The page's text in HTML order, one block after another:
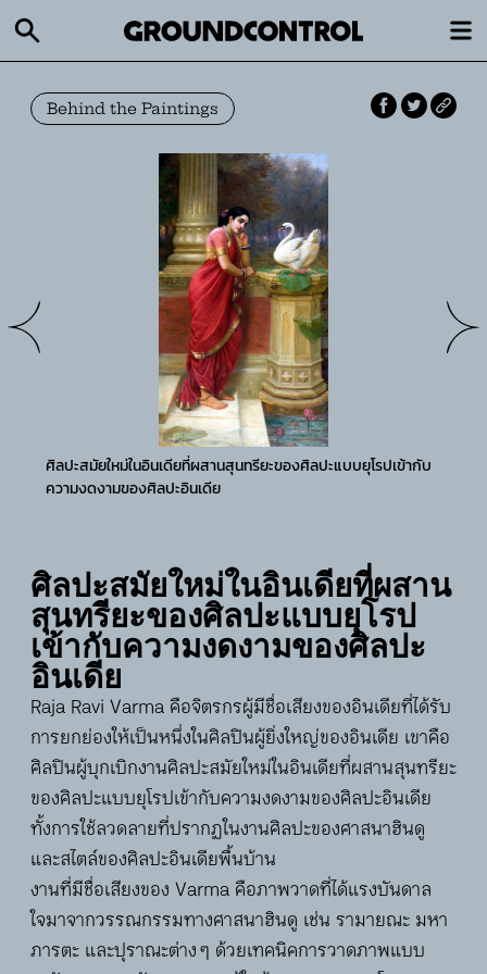
Behind the Paintings
ศิลปะสมัยใหม่ในอินเดียที่ผสานสุนทรียะของศิลปะแบบยุโรปเข้ากับ
ความงดงามของศิลปะอินเดีย
ศิลปะสมัยใหม่ในอินเดียที่ผสาน
สุนทรียะของศิลปะแบบยุโรป
เข้ากับความงดงามของศิลปะ
อินเดีย
Raja Ravi Varma คือจิตรกรผู้มีชื่อเสียงของอินเดียที่ได้รับ
การยกย่องให้เป็นหนึ่งในศิลปินผู้ยิ่งใหญ่ของอินเดีย เขาคือ
ศิลปินผู้บุกเบิกงานศิลปะสมัยใหม่ในอินเดียที่ผสานสุนทรียะ
ของศิลปะแบบยุโรปเข้ากับความงดงามของศิลปะอินเดีย
ทั้งการใช้ลวดลายที่ปรากฏในงานศิลปะของศาสนาฮินดู
และสไตล์ของศิลปะอินเดียพื้นบ้าน
งานที่มีชื่อเสียงของ Varma คือภาพวาดที่ได้แรงบันดาล
ใจมาจากวรรณกรรมทางศาสนาฮินดู เช่น รามายณะ มหา
ภารตะ และปุราณะต่าง ๆ ด้วยเทคนิคการวาดภาพแบบ